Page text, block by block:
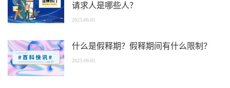
请求人是哪些人？
2023-06-01
什么是假释期？假释期间有什么限制？
2023-06-01